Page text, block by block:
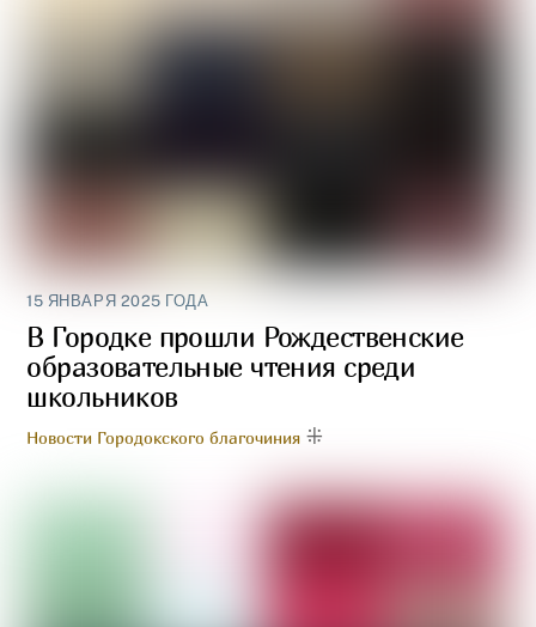
15 ЯНВАРЯ 2025 ГОДА
В Городке прошли Рождественские
образовательные чтения среди
школьников
Новости Городокского благочиния